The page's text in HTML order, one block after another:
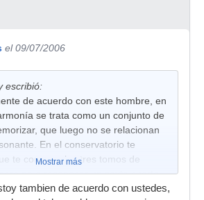
el 09/07/2006
escribió:
de acuerdo con este hombre, en
se trata como un conjunto de
que luego no se relacionan
En el conservatorio te
te compres los tres tomos de
no a reconocer un sexta cuarta
oido.
Mostrar más
tambien de acuerdo con ustedes,